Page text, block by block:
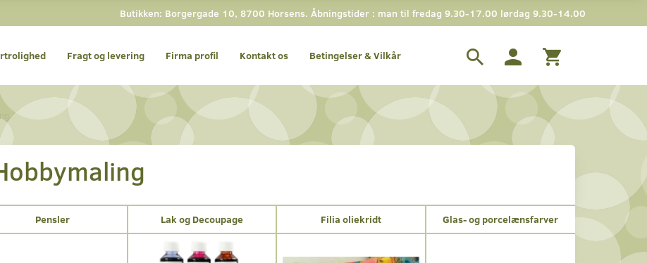
Butikken: Borgergade 10, 8700 Horsens. Åbningstider : man til fredag 9.30-17.00 lørdag 9.30-14.00
Fragt og levering Firma profil Kontakt os Betingelser & Vilkår
Pensler Lak og Decoupage Filia oliekridt Glas- og porcelænsfarver